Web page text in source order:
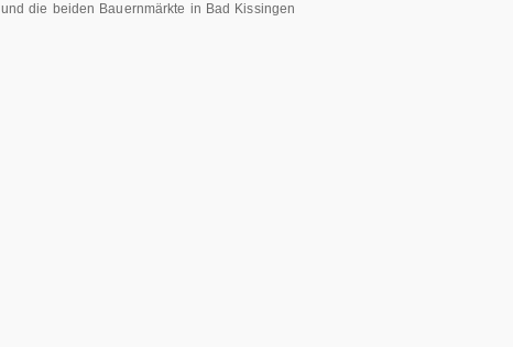
die beiden Bauernmärkte in Bad Kissingen